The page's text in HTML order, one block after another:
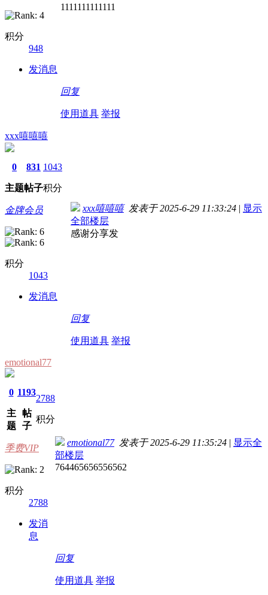
积分
948
发消息
1111111111111
回复
使用道具 举报
xxx嘻嘻嘻
0
主题
831
帖子
1043
积分
金牌会员
积分
1043
发消息
xxx嘻嘻嘻发表于 2025-6-29 11:33:24 | 显示
全部楼层
感谢分享发
回复
使用道具 举报
emotional77
0
主
题
1193
帖
子
2788
积分
季费VIP
积分
2788
发消
息
emotional77发表于 2025-6-29 11:35:24 | 显示全
部楼层
764465656556562
回复
使用道具 举报